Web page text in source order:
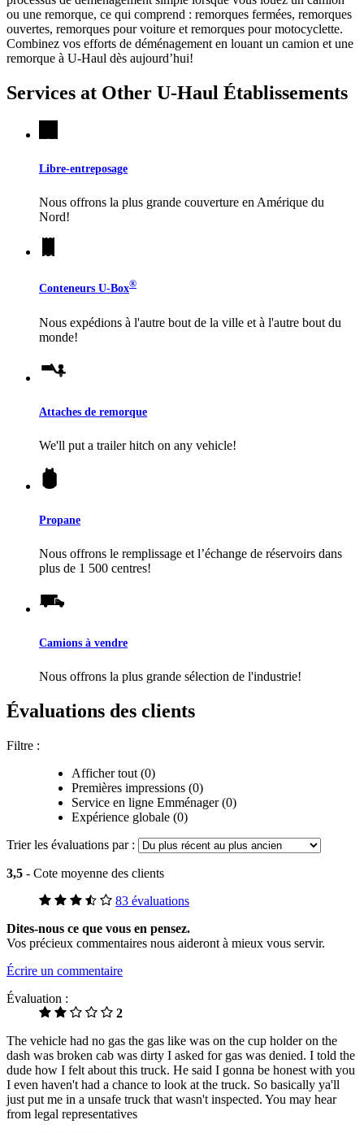
ou une remorque, ce qui comprend : remorques fermées, remorques
ouvertes, remorques pour voiture et remorques pour motocyclette.
Combinez vos efforts de déménagement en louant un camion et une
remorque à U-Haul dès aujourd’hui!
Services at Other U-Haul Établissements
Libre-entreposage
Nous offrons la plus grande couverture en Amérique du
Nord!
Conteneurs U-Box®
Nous expédions à l'autre bout de la ville et à l'autre bout du
monde!
Attaches de remorque
We'll put a trailer hitch on any vehicle!
Propane
Nous offrons le remplissage et l’échange de réservoirs dans
plus de 1 500 centres!
Camions à vendre
Nous offrons la plus grande sélection de l'industrie!
Évaluations des clients
Filtre :
Afficher tout (0)
Premières impressions (0)
Service en ligne Emménager (0)
Expérience globale (0)
Trier les évaluations par :
3,5 - Cote moyenne des clients
83 évaluations
Dites-nous ce que vous en pensez.
Vos précieux commentaires nous aideront à mieux vous servir.
Écrire un commentaire
Évaluation :
2
The vehicle had no gas the gas like was on the cup holder on the
dash was broken cab was dirty I asked for gas was denied. I told the
dude how I felt about this truck. He said I gonna be honest with you
I even haven't had a chance to look at the truck. So basically ya'll
just put me in a unsafe truck that wasn't inspected. You may hear
from legal representatives